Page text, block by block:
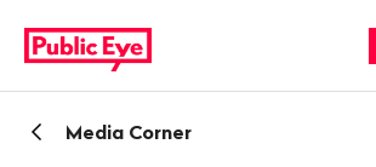
auf
publiceye.ch
ZurückMedia Corner